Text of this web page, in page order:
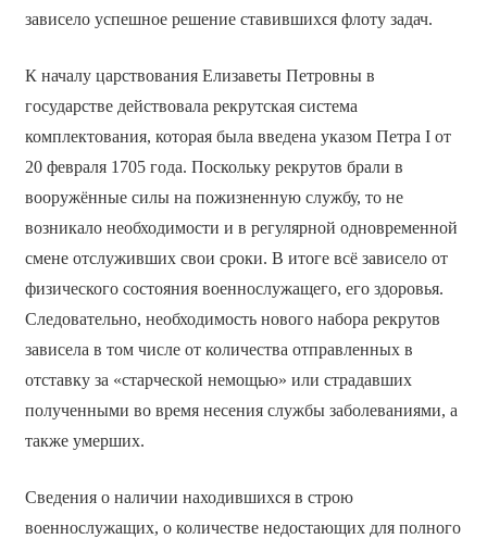
зависело успешное решение ставившихся флоту задач.
К началу царствования Елизаветы Петровны в
государстве действовала рекрутская система
комплектования, которая была введена указом Петра I от
20 февраля 1705 года. Поскольку рекрутов брали в
вооружённые силы на пожизненную службу, то не
возникало необходимости и в регулярной одновременной
смене отслуживших свои сроки. В итоге всё зависело от
физического состояния военнослужащего, его здоровья.
Следовательно, необходимость нового набора рекрутов
зависела в том числе от количества отправленных в
отставку за «старческой немощью» или страдавших
полученными во время несения службы заболеваниями, а
также умерших.
Сведения о наличии находившихся в строю
военнослужащих, о количестве недостающих для полного